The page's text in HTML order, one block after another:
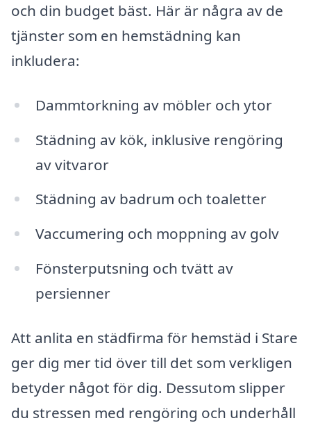
och din budget bäst. Här är några av de
tjänster som en hemstädning kan
inkludera:
Dammtorkning av möbler och ytor
Städning av kök, inklusive rengöring
av vitvaror
Städning av badrum och toaletter
Vaccumering och moppning av golv
Fönsterputsning och tvätt av
persienner
Att anlita en städfirma för hemstäd i Stare
ger dig mer tid över till det som verkligen
betyder något för dig. Dessutom slipper
du stressen med rengöring och underhåll